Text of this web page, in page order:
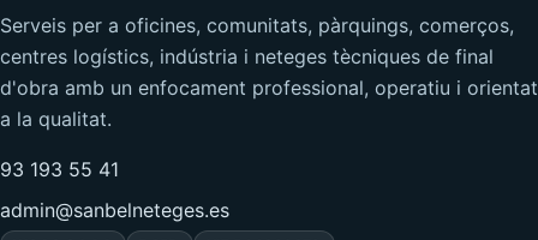
Serveis per a oficines, comunitats, pàrquings, comerços,
centres logístics, indústria i neteges tècniques de final
d'obra amb un enfocament professional, operatiu i orientat
a la qualitat.
93 193 55 41
admin@sanbelneteges.es